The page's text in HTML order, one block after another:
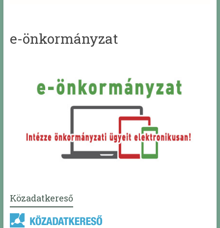
e-önkormányzat
Közadatkereső